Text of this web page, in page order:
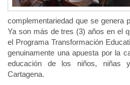
complementariedad que se genera
Ya son más de tres (3) años en el
el Programa Transformación
genuinamente una apuesta por la
educación de los niños, niñas
Cartagena.